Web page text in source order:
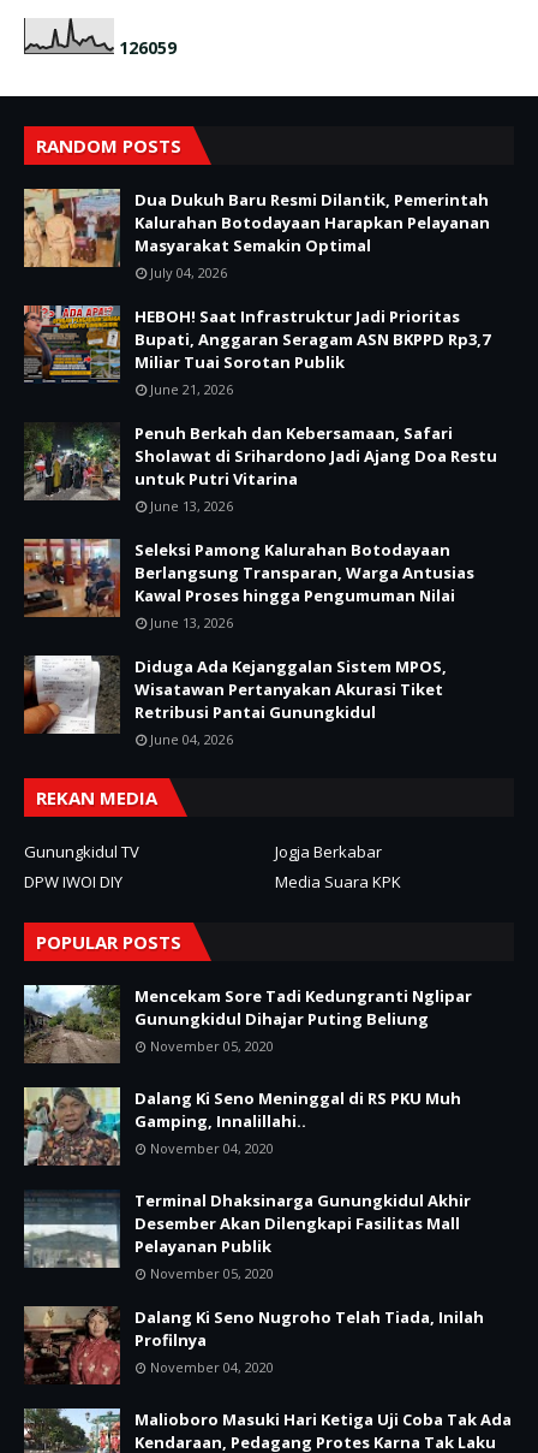
126059
RANDOM POSTS
Dua Dukuh Baru Resmi Dilantik, Pemerintah
Kalurahan Botodayaan Harapkan Pelayanan
Masyarakat Semakin Optimal
July 04, 2026
HEBOH! Saat Infrastruktur Jadi Prioritas
Bupati, Anggaran Seragam ASN BKPPD Rp3,7
Miliar Tuai Sorotan Publik
June 21, 2026
Penuh Berkah dan Kebersamaan, Safari
Sholawat di Srihardono Jadi Ajang Doa Restu
untuk Putri Vitarina
June 13, 2026
Seleksi Pamong Kalurahan Botodayaan
Berlangsung Transparan, Warga Antusias
Kawal Proses hingga Pengumuman Nilai
June 13, 2026
Diduga Ada Kejanggalan Sistem MPOS,
Wisatawan Pertanyakan Akurasi Tiket
Retribusi Pantai Gunungkidul
June 04, 2026
REKAN MEDIA
Gunungkidul TV
Jogja Berkabar
DPW IWOI DIY
Media Suara KPK
POPULAR POSTS
Mencekam Sore Tadi Kedungranti Nglipar
Gunungkidul Dihajar Puting Beliung
November 05, 2020
Dalang Ki Seno Meninggal di RS PKU Muh
Gamping, Innalillahi..
November 04, 2020
Terminal Dhaksinarga Gunungkidul Akhir
Desember Akan Dilengkapi Fasilitas Mall
Pelayanan Publik
November 05, 2020
Dalang Ki Seno Nugroho Telah Tiada, Inilah
Profilnya
November 04, 2020
Malioboro Masuki Hari Ketiga Uji Coba Tak Ada
Kendaraan, Pedagang Protes Karna Tak Laku